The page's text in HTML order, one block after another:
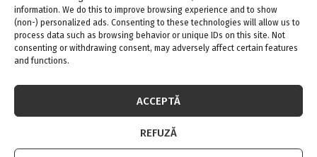
information. We do this to improve browsing experience and to show
(non-) personalized ads. Consenting to these technologies will allow us to
process data such as browsing behavior or unique IDs on this site. Not
consenting or withdrawing consent, may adversely affect certain features
and functions.
ACCEPTĂ
REFUZĂ
ARTICOLE RECENTE
climatizare de la Casa Instalatorului
7 august 2026 0
Top 5 meserii în domeniul construcțiilor